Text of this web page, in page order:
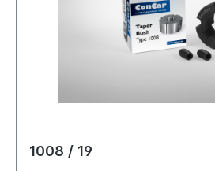
mmmm Wirkdurchmesser Dw:
Type: 6F Material: Aluminium
Teilung mm: 5 mmmm
1008 / 19